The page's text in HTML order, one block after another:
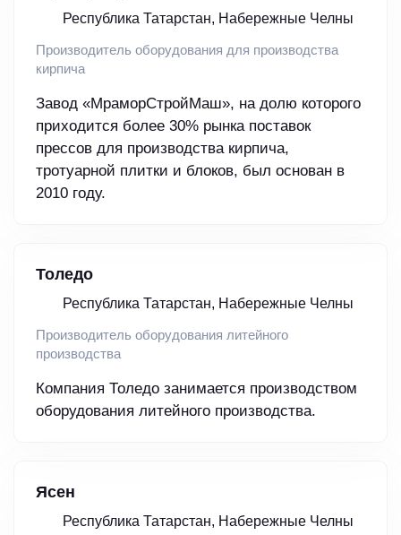
Республика Татарстан, Набережные Челны
Производитель оборудования для производства
кирпича
Завод «МраморСтройМаш», на долю которого
приходится более 30% рынка поставок
прессов для производства кирпича,
тротуарной плитки и блоков, был основан в
2010 году.
Толедо
Республика Татарстан, Набережные Челны
Производитель оборудования литейного
производства
Компания Толедо занимается производством
оборудования литейного производства.
Ясен
Республика Татарстан, Набережные Челны